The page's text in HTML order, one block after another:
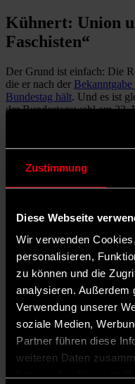
Zustimmung
Diese Webseite
Wir verwenden
personalisieren,
zu können und die
analysieren. Außerdem
Verwendung unserer
soziale Medien,
Partner führen diese
weiteren Daten
Kühnert: Union
Faschisten“
Der Grund ist einfach: Die
die er nach der
Bundestag hält. Und es ist
der Bundestagswahl am 23.
ebenfalls aus
seiner Rede liege ihm
gleich zu Beginn. Die